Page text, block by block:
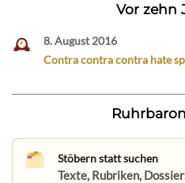
Vor zehn
8. August 2016
Contra contra contra hate
Stöbern statt suchen
Texte, Rubriken,